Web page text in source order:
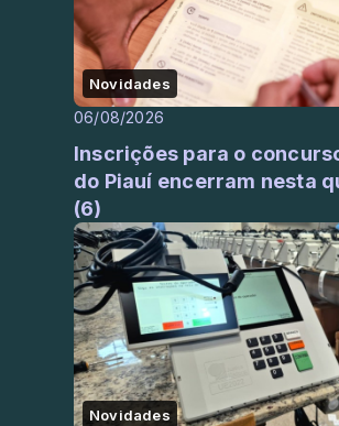
Novidades
06/08/2026
Inscrições para o
do Piauí encerram nesta
(6)
Novidades